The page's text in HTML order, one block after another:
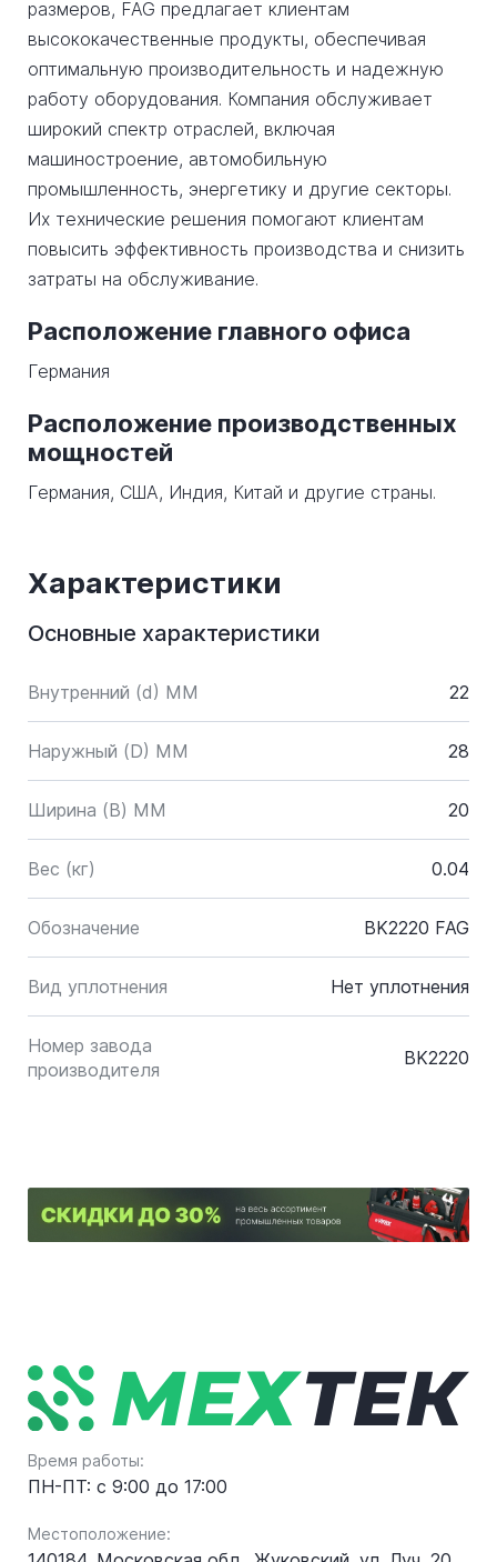
размеров, FAG предлагает клиентам
высококачественные продукты, обеспечивая
оптимальную производительность и надежную
работу оборудования. Компания обслуживает
широкий спектр отраслей, включая
машиностроение, автомобильную
промышленность, энергетику и другие секторы.
Их технические решения помогают клиентам
повысить эффективность производства и снизить
затраты на обслуживание.
Расположение главного офиса
Германия
Расположение производственных
мощностей
Германия, США, Индия, Китай и другие страны.
Характеристики
Основные характеристики
Внутренний (d) ММ 22
Наружный (D) ММ 28
Ширина (B) MM 20
Вес (кг) 0.04
Обозначение BK2220 FAG
Вид уплотнения Нет уплотнения
Номер завода
производителя
BK2220
Время работы:
ПН-ПТ: с 9:00 до 17:00
Местоположение: